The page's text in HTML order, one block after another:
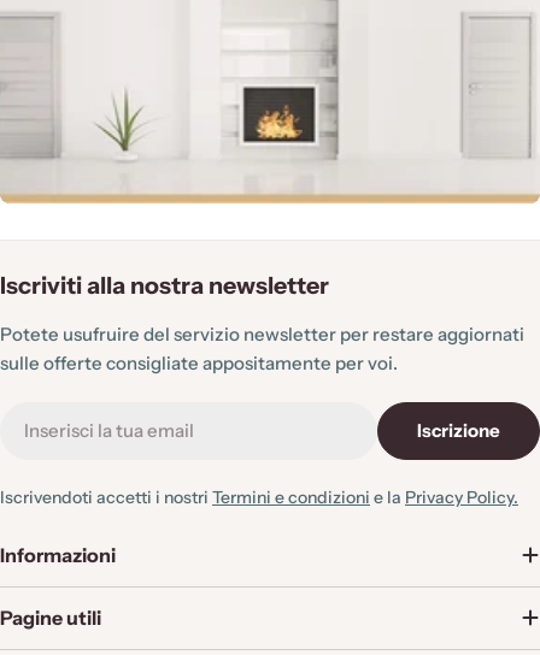
Iscriviti alla nostra newsletter
Potete usufruire del servizio newsletter per restare aggiornati
sulle offerte consigliate appositamente per voi.
mail
Iscrizione
Iscrivendoti accetti i nostri Termini e condizioni e la Privacy Policy.
Informazioni
Pagine utili